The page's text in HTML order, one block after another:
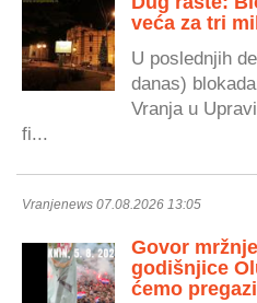
veća za tri
U poslednjih
danas)
Vranja u
fi...
Vranjenews 07.08.2026 13:05
Govor
godišnjice
ćemo